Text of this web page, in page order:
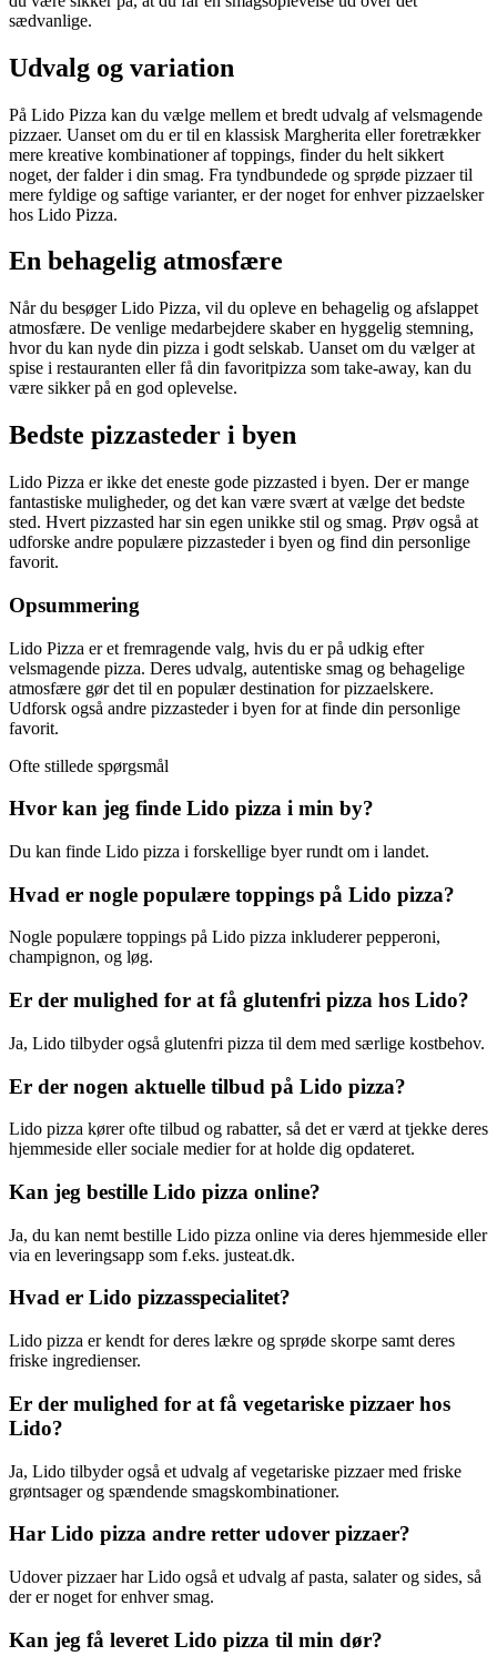
sædvanlige.
Udvalg og variation
På Lido Pizza kan du vælge mellem et bredt udvalg af velsmagende
pizzaer. Uanset om du er til en klassisk Margherita eller foretrækker
mere kreative kombinationer af toppings, finder du helt sikkert
noget, der falder i din smag. Fra tyndbundede og sprøde pizzaer til
mere fyldige og saftige varianter, er der noget for enhver pizzaelsker
hos Lido Pizza.
En behagelig atmosfære
Når du besøger Lido Pizza, vil du opleve en behagelig og afslappet
atmosfære. De venlige medarbejdere skaber en hyggelig stemning,
hvor du kan nyde din pizza i godt selskab. Uanset om du vælger at
spise i restauranten eller få din favoritpizza som take-away, kan du
være sikker på en god oplevelse.
Bedste pizzasteder i byen
Lido Pizza er ikke det eneste gode pizzasted i byen. Der er mange
fantastiske muligheder, og det kan være svært at vælge det bedste
sted. Hvert pizzasted har sin egen unikke stil og smag. Prøv også at
udforske andre populære pizzasteder i byen og find din personlige
favorit.
Opsummering
Lido Pizza er et fremragende valg, hvis du er på udkig efter
velsmagende pizza. Deres udvalg, autentiske smag og behagelige
atmosfære gør det til en populær destination for pizzaelskere.
Udforsk også andre pizzasteder i byen for at finde din personlige
favorit.
Ofte stillede spørgsmål
Hvor kan jeg finde Lido pizza i min by?
Du kan finde Lido pizza i forskellige byer rundt om i landet.
Hvad er nogle populære toppings på Lido pizza?
Nogle populære toppings på Lido pizza inkluderer pepperoni,
champignon, og løg.
Er der mulighed for at få glutenfri pizza hos Lido?
Ja, Lido tilbyder også glutenfri pizza til dem med særlige kostbehov.
Er der nogen aktuelle tilbud på Lido pizza?
Lido pizza kører ofte tilbud og rabatter, så det er værd at tjekke deres
hjemmeside eller sociale medier for at holde dig opdateret.
Kan jeg bestille Lido pizza online?
Ja, du kan nemt bestille Lido pizza online via deres hjemmeside eller
via en leveringsapp som f.eks. justeat.dk.
Hvad er Lido pizzasspecialitet?
Lido pizza er kendt for deres lækre og sprøde skorpe samt deres
friske ingredienser.
Er der mulighed for at få vegetariske pizzaer hos
Lido?
Ja, Lido tilbyder også et udvalg af vegetariske pizzaer med friske
grøntsager og spændende smagskombinationer.
Har Lido pizza andre retter udover pizzaer?
Udover pizzaer har Lido også et udvalg af pasta, salater og sides, så
der er noget for enhver smag.
Kan jeg få leveret Lido pizza til min dør?